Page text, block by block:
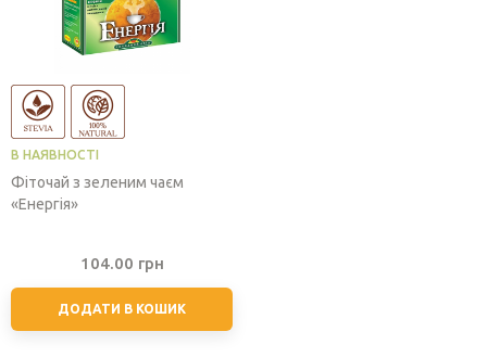
В НАЯВНОСТІ
Фіточай з зеленим чаєм
«Енергія»
104.00 грн
ДОДАТИ В КОШИК